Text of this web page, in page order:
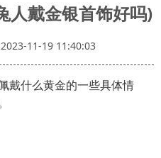
人戴金银首饰好吗)
11-19 11:40:03
戴什么黄金的一些具体情